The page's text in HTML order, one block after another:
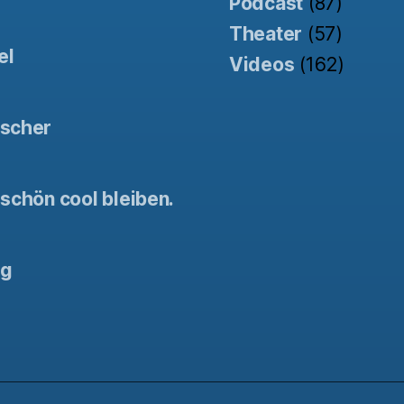
cool bleiben.
Theater (57)
Videos (162)